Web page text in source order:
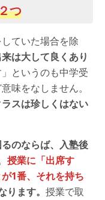
つ
ていた場合を除
は大して良くあり
というのも中学受
味をなしません。
スは珍しくはない
のならば、入塾後
授業に「出席す
1番、それを持ち
ります。 授業で取